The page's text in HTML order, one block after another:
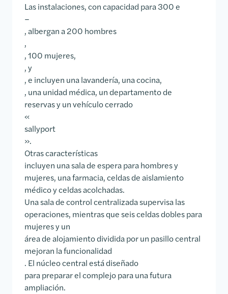
Las instalaciones, con capacidad para 300 e
–
, albergan a 200 hombres
,
, 100 mujeres,
, y
, e incluyen una lavandería, una cocina,
, una unidad médica, un departamento de
reservas y un vehículo cerrado
«
sallyport
».
Otras características
incluyen una sala de espera para hombres y
mujeres, una farmacia, celdas de aislamiento
médico y celdas acolchadas.
Una sala de control centralizada supervisa las
operaciones, mientras que seis celdas dobles para
mujeres y un
área de alojamiento dividida por un pasillo central
mejoran la funcionalidad
. El núcleo central está diseñado
para preparar el complejo para una futura
ampliación.